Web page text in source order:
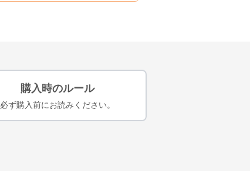
購入時のルール
必ず購入前にお読みください。